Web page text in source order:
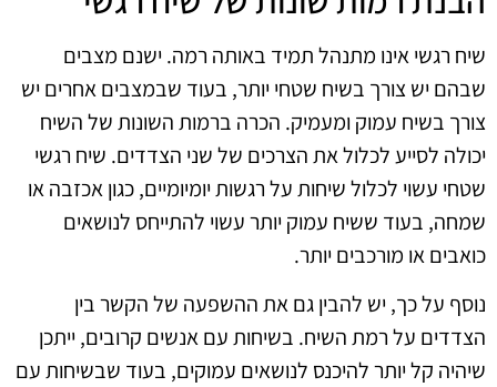
שיח רגשי אינו מתנהל תמיד באותה רמה. ישנם מצבים
שבהם יש צורך בשיח שטחי יותר, בעוד שבמצבים אחרים יש
צורך בשיח עמוק ומעמיק. הכרה ברמות השונות של השיח
יכולה לסייע לכלול את הצרכים של שני הצדדים. שיח רגשי
שטחי עשוי לכלול שיחות על רגשות יומיומיים, כגון אכזבה או
שמחה, בעוד ששיח עמוק יותר עשוי להתייחס לנושאים
כואבים או מורכבים יותר.
נוסף על כך, יש להבין גם את ההשפעה של הקשר בין
הצדדים על רמת השיח. בשיחות עם אנשים קרובים, ייתכן
שיהיה קל יותר להיכנס לנושאים עמוקים, בעוד שבשיחות עם